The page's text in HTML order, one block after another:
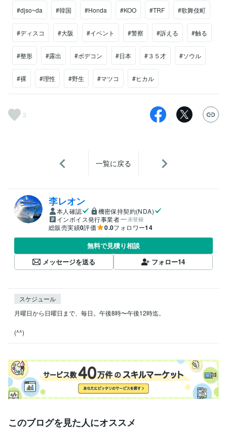
#djso~da #韓国 #Honda #KOO #TRF #歌舞伎町
#ディスコ #大阪 #イベント #警察 #訴える #触る
#整形 #露出 #ボデコン #日本 #３５才 #ソウル
#裸 #理性 #野生 #マツコ #ヒカル
3
一覧に戻る
李レオン
本人確認
機密保持契約(NDA)
インボイス発行事業者
未登録
総販売実績0評価 0.0フォロワー14
無料で見積り相談
メッセージを送る
フォロー14
スケジュール
月曜日から日曜日まで、毎日。午後8時〜午後12時迄。
(^^)
このブログを見た人にオススメ